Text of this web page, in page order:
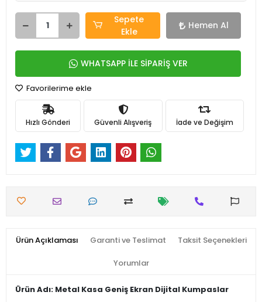
Sepete
Ekle
Hemen Al
WHATSAPP İLE SİPARİŞ VER
Favorilerime ekle
Hızlı Gönderi Güvenli Alışveriş İade ve Değişim
Ürün Açıklaması Garanti ve Teslimat Taksit Seçenekleri
Yorumlar
Ürün Adı: Metal Kasa Geniş Ekran Dijital Kumpaslar